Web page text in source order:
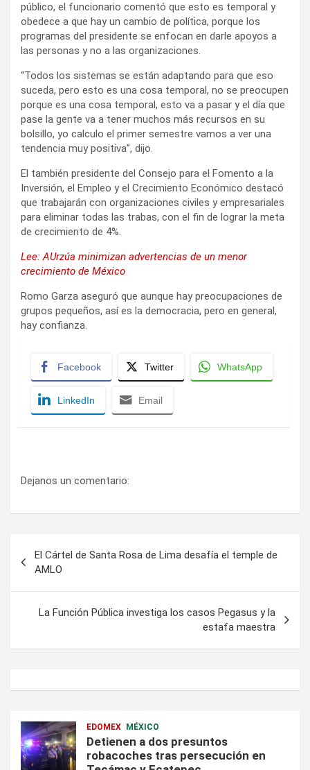
público, el funcionario comentó que esto es temporal y
obedece a que hay un cambio de política, porque los
programas del presidente se enfocan en darle apoyos a
las personas y no a las organizaciones.
“Todos los sistemas se están adaptando para que eso
suceda, pero esto es una cosa temporal, no se preocupen
porque es una cosa temporal, esto va a pasar y el día que
pase la gente va a tener muchos más recursos en su
bolsillo, yo calculo el primer semestre vamos a ver una
tendencia muy positiva”, dijo.
El también presidente del Consejo para el Fomento a la
Inversión, el Empleo y el Crecimiento Económico destacó
que trabajarán con organizaciones civiles y empresariales
para eliminar todas las trabas, con el fin de lograr la meta
de crecimiento de 4%.
Lee: AUrzúa minimizan advertencias de un menor
crecimiento de México
Romo Garza aseguró que aunque hay preocupaciones de
grupos pequeños, así es la democracia, pero en general,
hay confianza.
Facebook Twitter WhatsApp
LinkedIn Email
Dejanos un comentario:
de
entradas
El Cártel de Santa Rosa de Lima desafía el temple de
AMLO
La Función Pública investiga los casos Pegasus y la
estafa maestra
EDOMEX MÉXICO
Detienen a dos presuntos
robacoches tras persecución en